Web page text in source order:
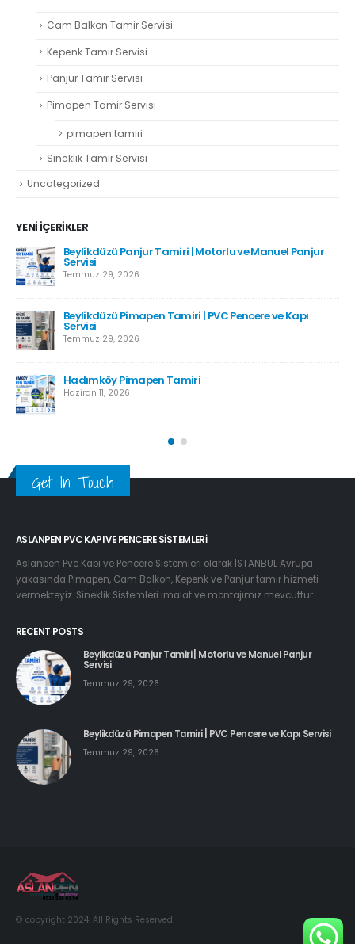
Cam Balkon Tamir Servisi
Kepenk Tamir Servisi
Panjur Tamir Servisi
Pimapen Tamir Servisi
pimapen tamiri
Sineklik Tamir Servisi
Uncategorized
YENI İÇERIKLER
Beylikdüzü Panjur Tamiri | Motorlu ve Manuel Panjur
Servisi
Temmuz 29, 2026
Beylikdüzü Pimapen Tamiri | PVC Pencere ve Kapı
Servisi
Temmuz 29, 2026
Hadımköy Pimapen Tamiri
Haziran 11, 2026
Get In Touch
ASLANPEN PVC KAPI VE PENCERE SISTEMLERI
Aslanpen Pvc Kapı ve Pencere Sistemleri olarak İSTANBUL Avrupa
yakasında Pimapen, Cam Balkon, Kepenk ve Panjur tamir hizmeti
vermekteyiz. Sineklik Sistemleri imalat ve montajımız mevcuttur.
RECENT POSTS
Beylikdüzü Panjur Tamiri | Motorlu ve Manuel Panjur
Servisi
Temmuz 29, 2026
Beylikdüzü Pimapen Tamiri | PVC Pencere ve Kapı Servisi
Temmuz 29, 2026
© copyright 2024. All Rights Reserved.